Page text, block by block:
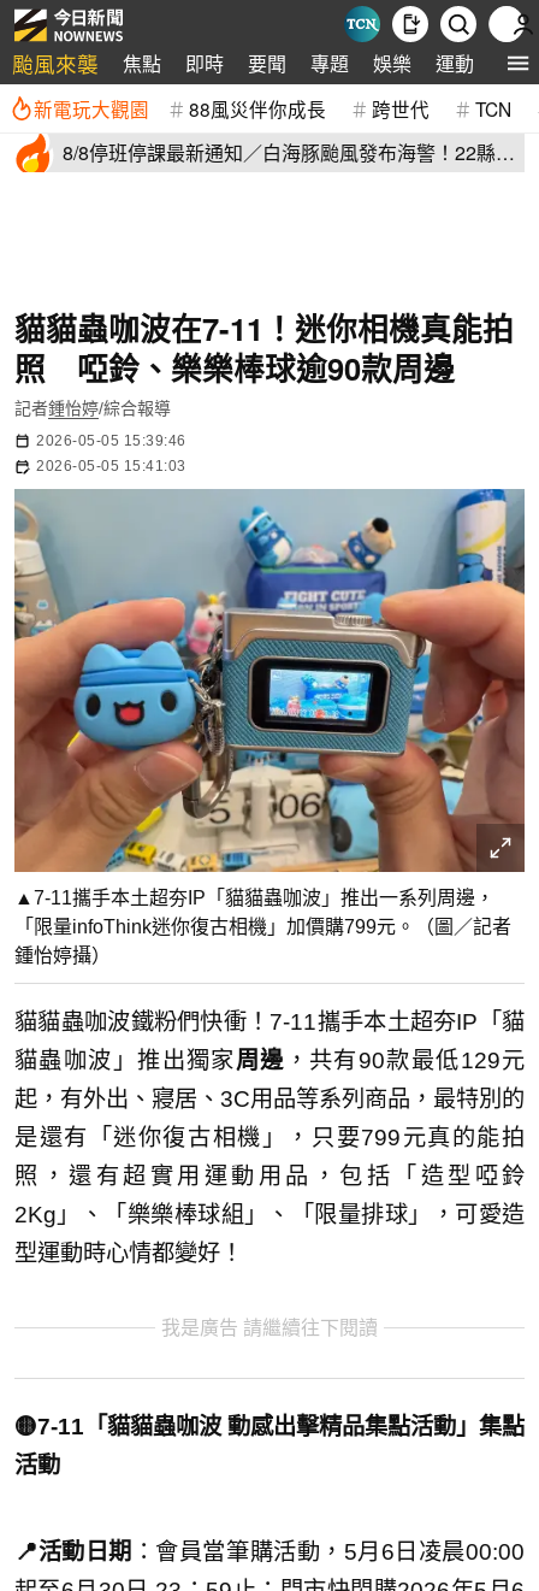
颱風來襲 焦點 即時 要聞 專題 娛樂 運動 全球
新電玩大觀園 88風災伴你成長 跨世代 TCN
8/8停班停課最新通知／白海豚颱風發布海警！22縣市
貓貓蟲咖波在7-11！迷你相機真能拍
照 啞鈴、樂樂棒球逾90款周邊
記者鍾怡婷/綜合報導
2026-05-05 15:39:46
2026-05-05 15:41:03
▲7-11攜手本土超夯IP「貓貓蟲咖波」推出一系列周邊，
「限量infoThink迷你復古相機」加價購799元。（圖／記者
鍾怡婷攝）
貓貓蟲咖波鐵粉們快衝！7-11攜手本土超夯IP「貓
貓蟲咖波」推出獨家周邊 ，共有90款最低129元
起，有外出、寢居、3C用品等系列商品，最特別的
是還有「迷你復古相機」，只要799元真的能拍
照，還有超實用運動用品，包括「造型啞鈴
2Kg」、「樂樂棒球組」、「限量排球」，可愛造
型運動時心情都變好！
我是廣告 請繼續往下閱讀
🟡7-11「貓貓蟲咖波 動感出擊精品集點活動」集點
活動
📍活動日期 ：會員當筆購活動，5月6日凌晨00:00